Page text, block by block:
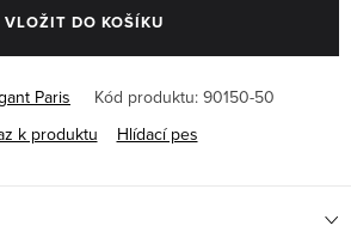
VLOŽIT DO KOŠÍKU
Paris Kód produktu: 90150-50
k produktu
Hlídací pes